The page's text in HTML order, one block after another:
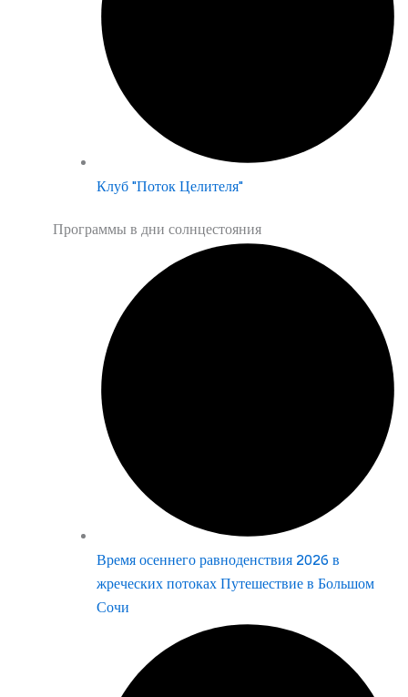
Клуб "Поток Целителя"
Программы в дни солнцестояния
Время осеннего равноденствия 2026 в
жреческих потоках Путешествие в Большом
Сочи